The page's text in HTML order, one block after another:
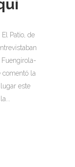
Patio, de
Fuengirola-
comentó la
este